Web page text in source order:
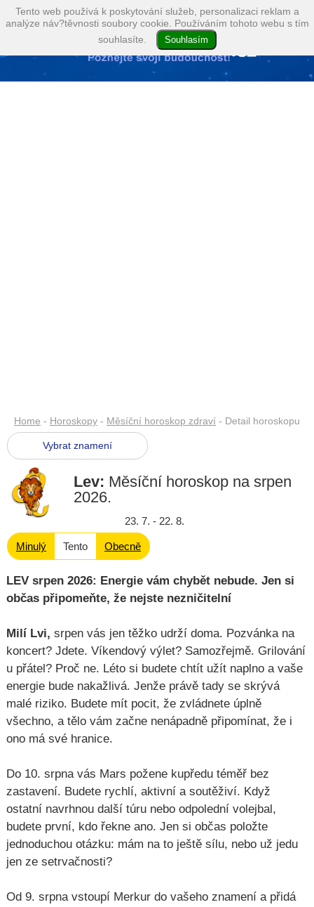
Home - Horoskopy - Měsíční horoskop zdraví - Detail horoskopu
Lev: Měsíční horoskop na srpen
2026.
23. 7. - 22. 8.
Minulý Tento Obecně
Vybrat znamení
LEV srpen 2026: Energie vám chybět nebude. Jen si
občas připomeňte, že nejste nezničitelní
Milí Lvi, srpen vás jen těžko udrží doma. Pozvánka na
koncert? Jdete. Víkendový výlet? Samozřejmě. Grilování
u přátel? Proč ne. Léto si budete chtít užít naplno a vaše
energie bude nakažlivá. Jenže právě tady se skrývá
malé riziko. Budete mít pocit, že zvládnete úplně
všechno, a tělo vám začne nenápadně připomínat, že i
ono má své hranice.
Do 10. srpna vás Mars požene kupředu téměř bez
zastavení. Budete rychlí, aktivní a soutěživí. Když
ostatní navrhnou další túru nebo odpolední volejbal,
budete první, kdo řekne ano. Jen si občas položte
jednoduchou otázku: mám na to ještě sílu, nebo už jedu
jen ze setrvačnosti?
Od 9. srpna vstoupí Merkur do vašeho znamení a přidá
Tento web používá k poskytování služeb, personalizaci reklam a
analýze náv?těvnosti soubory cookie. Používáním tohoto webu s tím
souhlasíte.